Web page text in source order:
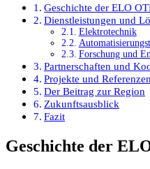
Geschichte der ELO
Dienstleistungen und
Elektrotechnik
Forschung und
Partnerschaften und
Projekte und Referenzen
Der Beitrag zur Region
Zukunftsausblick
Fazit
Geschichte der